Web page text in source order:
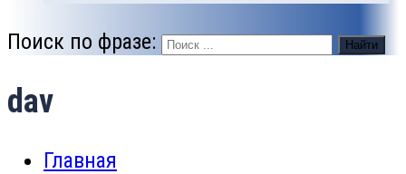
Поиск по фразе: Найти
dav
Главная